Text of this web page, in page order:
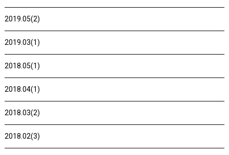
2019.05(2)
2019.03(1)
2018.05(1)
2018.04(1)
2018.03(2)
2018.02(3)